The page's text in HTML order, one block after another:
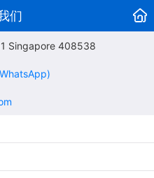
们
Singapore 408538